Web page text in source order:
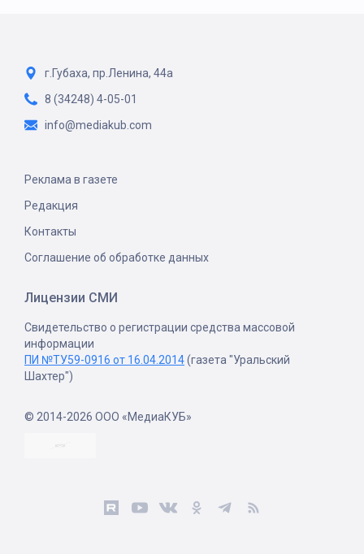
г.Губаха, пр.Ленина, 44а
8 (34248) 4-05-01
info@mediakub.com
Реклама в газете
Редакция
Контакты
Соглашение об обработке данных
Лицензии СМИ
Свидетельство о регистрации средства массовой
информации
ПИ №ТУ59-0916 от 16.04.2014(газета "Уральский
Шахтер")
© 2014-2026 ООО «МедиаКУБ»